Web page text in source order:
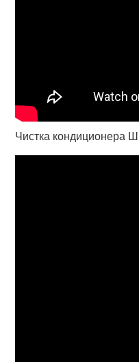
Чистка кондиционера